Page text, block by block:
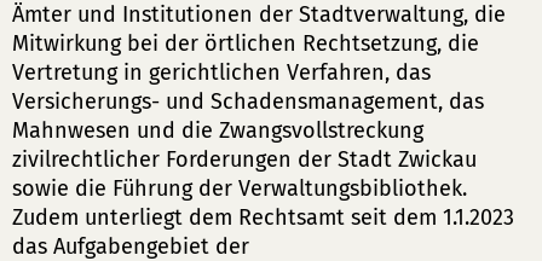
Ämter und Institutionen der Stadtverwaltung, die
Mitwirkung bei der örtlichen Rechtsetzung, die
Vertretung in gerichtlichen Verfahren, das
Versicherungs- und Schadensmanagement, das
Mahnwesen und die Zwangsvollstreckung
zivilrechtlicher Forderungen der Stadt Zwickau
sowie die Führung der Verwaltungsbibliothek.
Zudem unterliegt dem Rechtsamt seit dem 1.1.2023
das Aufgabengebiet der